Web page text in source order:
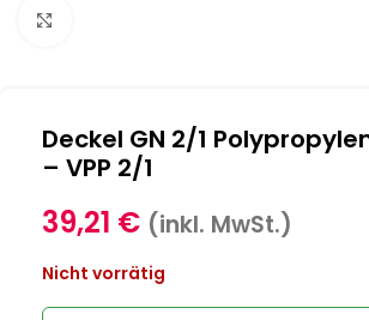
Deckel GN 2/1 Polypropylen
– VPP 2/1
39,21 € (inkl. MwSt.)
Nicht vorrätig